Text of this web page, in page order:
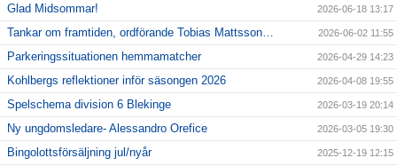
Glad Midsommar! 2026-06-18 13:17
Tankar om framtiden, ordförande Tobias Mattsson… 2026-06-02 11:55
Parkeringssituationen hemmamatcher 2026-04-29 14:23
Kohlbergs reflektioner inför säsongen 2026 2026-04-08 19:55
Spelschema division 6 Blekinge 2026-03-19 20:14
Ny ungdomsledare- Alessandro Orefice 2026-03-05 19:30
Bingolottsförsäljning jul/nyår 2025-12-19 12:15